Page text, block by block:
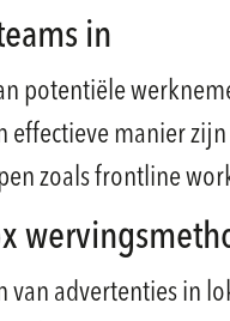
in
potentiële
effectieve manier
zoals frontline
van advertenties in